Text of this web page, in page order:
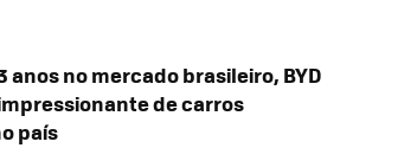
anos no mercado brasileiro, BYD
de carros
país